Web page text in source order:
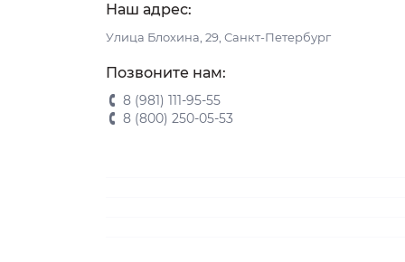
Наш адрес:
Улица Блохина, 29, Санкт-Петербург
Позвоните нам:
8 (981) 111-95-55
8 (800) 250-05-53